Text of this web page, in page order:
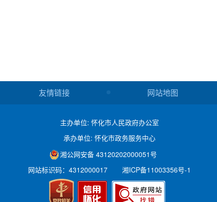
友情链接 网站地图
主办单位: 怀化市人民政府办公室
承办单位: 怀化市政务服务中心
湘公网安备 43120202000051号
网站标识码：4312000017
湘ICP备11003356号-1